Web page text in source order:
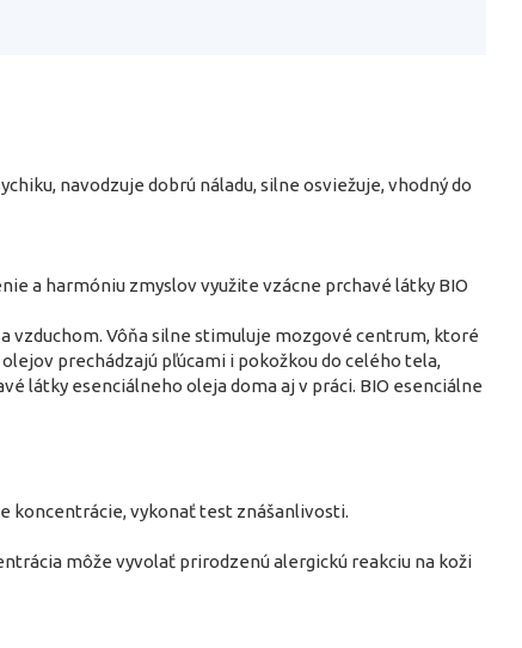
navodzuje dobrú náladu, silne osviežuje, vhodný do
a harmóniu zmyslov využite vzácne prchavé látky BIO
vzduchom. Vôňa silne stimuluje mozgové centrum, ktoré
prechádzajú pľúcami i pokožkou do celého tela,
látky esenciálneho oleja doma aj v práci. BIO esenciálne
koncentrácie, vykonať test znášanlivosti.
môže vyvolať prirodzenú alergickú reakciu na koži